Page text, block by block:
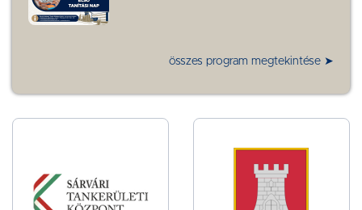
összes program megtekintése ➤